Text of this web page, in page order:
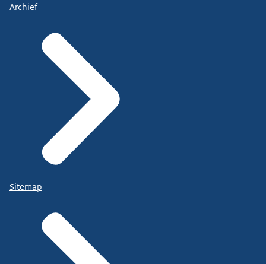
Archief
Sitemap